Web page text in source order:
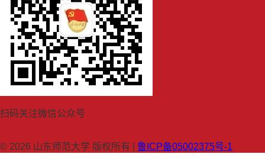
扫码关注微信公众号
© 2026 山东师范大学 版权所有 | 鲁ICP备05002375号-1